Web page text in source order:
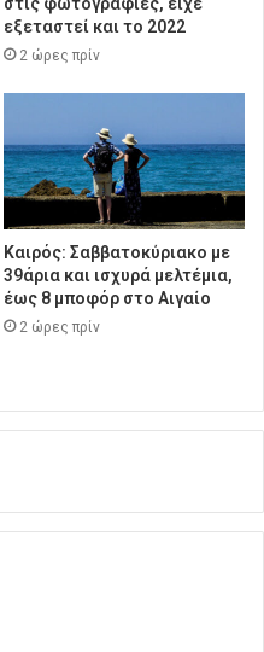
εξεταστεί και το 2022
2 ώρες πρίν
Καιρός: Σαββατοκύριακο με
39άρια και ισχυρά μελτέμια,
έως 8 μποφόρ στο Αιγαίο
2 ώρες πρίν